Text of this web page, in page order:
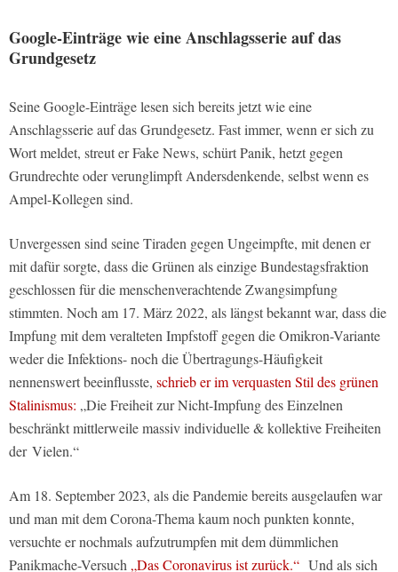
Google-Einträge wie eine Anschlagsserie auf das
Grundgesetz
Seine Google-Einträge lesen sich bereits jetzt wie eine
Anschlagsserie auf das Grundgesetz. Fast immer, wenn er sich zu
Wort meldet, streut er Fake News, schürt Panik, hetzt gegen
Grundrechte oder verunglimpft Andersdenkende, selbst wenn es
Ampel-Kollegen sind.
Unvergessen sind seine Tiraden gegen Ungeimpfte, mit denen er
mit dafür sorgte, dass die Grünen als einzige Bundestagsfraktion
geschlossen für die menschenverachtende Zwangsimpfung
stimmten. Noch am 17. März 2022, als längst bekannt war, dass die
Impfung mit dem veralteten Impfstoff gegen die Omikron-Variante
weder die Infektions- noch die Übertragungs-Häufigkeit
nennenswert beeinflusste, schrieb er im verquasten Stil des grünen
Stalinismus: „Die Freiheit zur Nicht-Impfung des Einzelnen
beschränkt mittlerweile massiv individuelle & kollektive Freiheiten
der Vielen.“
Am 18. September 2023, als die Pandemie bereits ausgelaufen war
und man mit dem Corona-Thema kaum noch punkten konnte,
versuchte er nochmals aufzutrumpfen mit dem dümmlichen
Panikmache-Versuch„Das Coronavirus ist zurück.“ Und als sich